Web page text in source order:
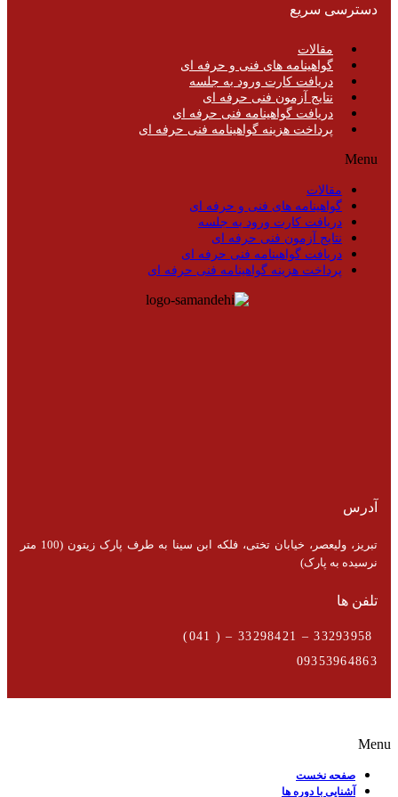
دسترسی سریع
مقالات
گواهینامه های فنی و حرفه ای
دریافت کارت ورود به جلسه
نتایج آزمون فنی حرفه ای
دریافت گواهینامه فنی حرفه ای
پرداخت هزینه گواهینامه فنی حرفه ای
Menu
مقالات
گواهینامه های فنی و حرفه ای
دریافت کارت ورود به جلسه
نتایج آزمون فنی حرفه ای
دریافت گواهینامه فنی حرفه ای
پرداخت هزینه گواهینامه فنی حرفه ای
آدرس
تبریز، ولیعصر، خیابان تختی، فلکه ابن سینا به طرف پارک زیتون (100 متر
نرسیده به پارک)
تلفن ها
09353964863
Menu
صفحه نخست
آشنایی با دوره ها